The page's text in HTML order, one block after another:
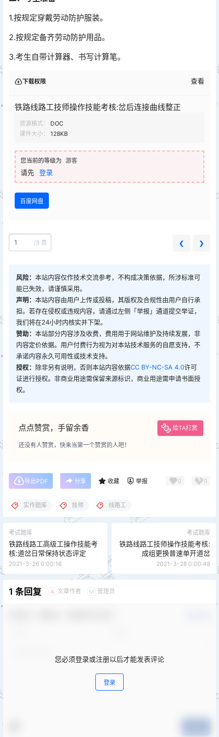
1.按规定穿戴劳动防护服装。
2.按规定备齐劳动防护用品。
3.考生自带计算器、书写计算笔。
下载权限 查看
铁路线路工技师操作技能考核:岔后连接曲线整正
资源格式：
DOC
课件大小：
128KB
您当前的等级为 游客
请先 登录
百度网盘
/3 页 ❮ ❯
风险： 本站内容仅作技术交流参考，不构成决策依据，所涉标准可
能已失效，请谨慎采用。
声明： 本站内容由用户上传或投稿，其版权及合规性由用户自行承
担。若存在侵权或违规内容，请通过左侧「举报」通道提交举证，
我们将在24小时内核实并下架。
赞助： 本站部分内容涉及收费，费用用于网站维护及持续发展，非
内容定价依据。用户付费行为视为对本站技术服务的自愿支持，不
承诺内容永久可用性或技术支持。
授权： 除非另有说明，否则本站内容依据CC BY-NC-SA 4.0许可
证进行授权。非商业用途需保留来源标识，商业用途需申请书面授
权。
点点赞赏，手留余香 给TA打赏
还没有人赞赏，快来当第一个赞赏的人吧！
导出PDF 分享 收藏 举报 0 0
实作题库 技师 线路工
考试题库
铁路线路工高级工操作技能考
核:道岔日常保持状态评定
2021-3-26 0:00:16
考试题库
铁路线路工技师操作技能考核:
成组更换普速单开道岔
2021-3-28 0:00:48
1 条回复 A 文章作者 M 管理员
您必须登录或注册以后才能发表评论
登录